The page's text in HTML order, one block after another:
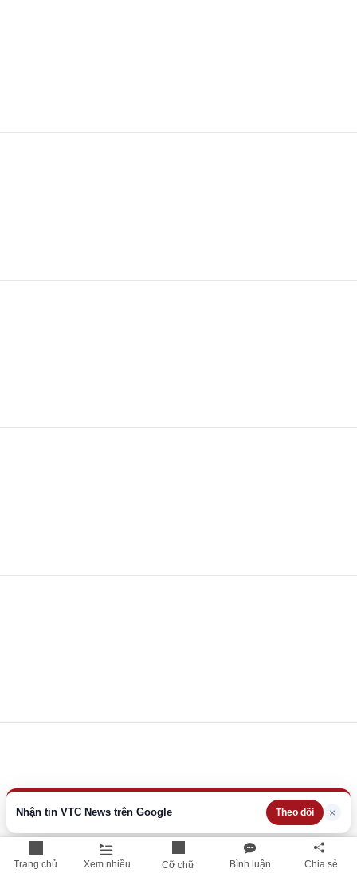
Trang chủ Xem nhiều Cỡ chữ Bình luận Chia sẻ
Nhận tin VTC News trên Google Theo dõi ×